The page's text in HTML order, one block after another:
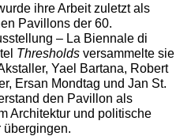
ihre Arbeit zuletzt als
Pavillons der 60.
– La Biennale di
Thresholdsversammelte sie
Yael Bartana, Robert
Ersan Mondtag und Jan St.
den Pavillon als
Architektur und politische
übergingen.